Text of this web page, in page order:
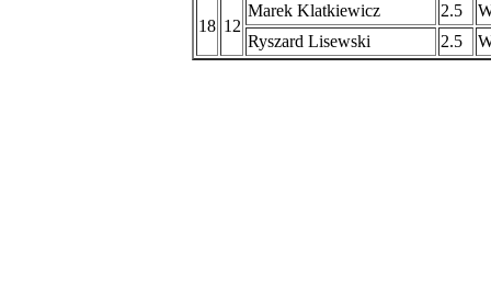
18 12
Marek Klatkiewicz 2.5
Ryszard Lisewski
2.5